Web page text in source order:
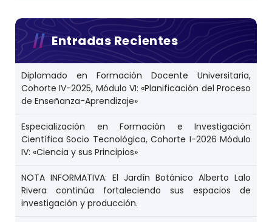
Entradas Recientes
Diplomado en Formación Docente Universitaria,
Cohorte IV-2025, Módulo VI: «Planificación del Proceso
de Enseñanza-Aprendizaje»
Especialización en Formación e Investigación
Científica Socio Tecnológica, Cohorte I-2026 Módulo
IV: «Ciencia y sus Principios»
NOTA INFORMATIVA: El Jardín Botánico Alberto Lalo
Rivera continúa fortaleciendo sus espacios de
investigación y producción.